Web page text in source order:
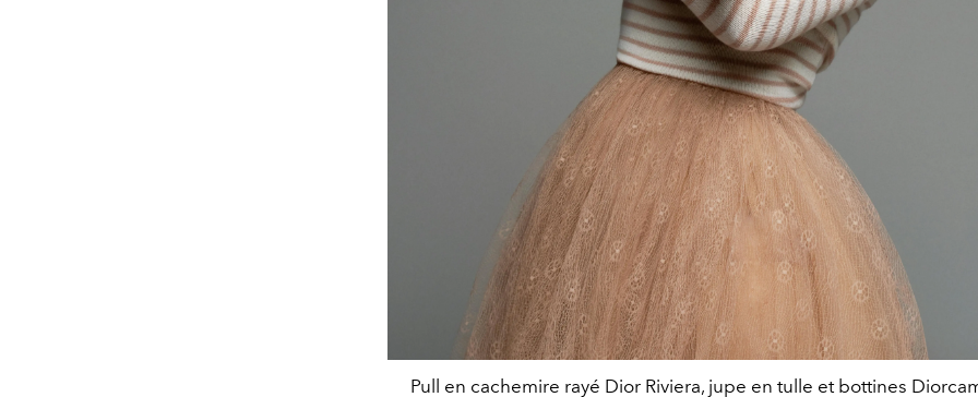
Pull en cachemire rayé Dior Riviera, jupe en tulle et bottines